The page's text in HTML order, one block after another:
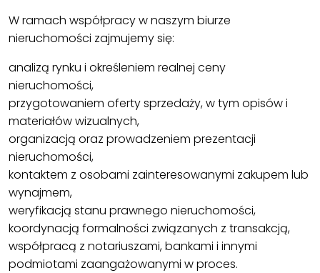
W ramach współpracy w naszym biurze
nieruchomości zajmujemy się:
analizą rynku i określeniem realnej ceny
nieruchomości,
przygotowaniem oferty sprzedaży, w tym opisów i
materiałów wizualnych,
organizacją oraz prowadzeniem prezentacji
nieruchomości,
kontaktem z osobami zainteresowanymi zakupem lub
wynajmem,
weryfikacją stanu prawnego nieruchomości,
koordynacją formalności związanych z transakcją,
współpracą z notariuszami, bankami i innymi
podmiotami zaangażowanymi w proces.